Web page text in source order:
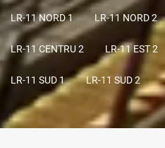
LR-11 NORD 1 LR-11 NORD 2
LR-11 CENTRU 2 LR-11 EST 2
LR-11 SUD 1 LR-11 SUD 2